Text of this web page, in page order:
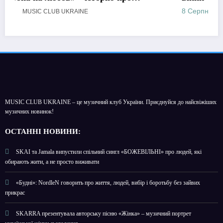
дебютний альбом «Поетроніка»
8 Серпня, 2026
MUSIC CLUB UKRAINE – це музичний клуб України. Приєднуйся до найсвіжіших
музичних новинок!
ОСТАННІ НОВИНИ:
SKAI та Jamala випустили спільний сингл «БОЖЕВІЛЬНІ» про людей, які
обирають жити, а не просто виживати
«Будні»: NordleN говорить про життя, людей, вибір і боротьбу без зайвих
прикрас
SKARRA презентувала авторську пісню «Жінка» – музичний портрет